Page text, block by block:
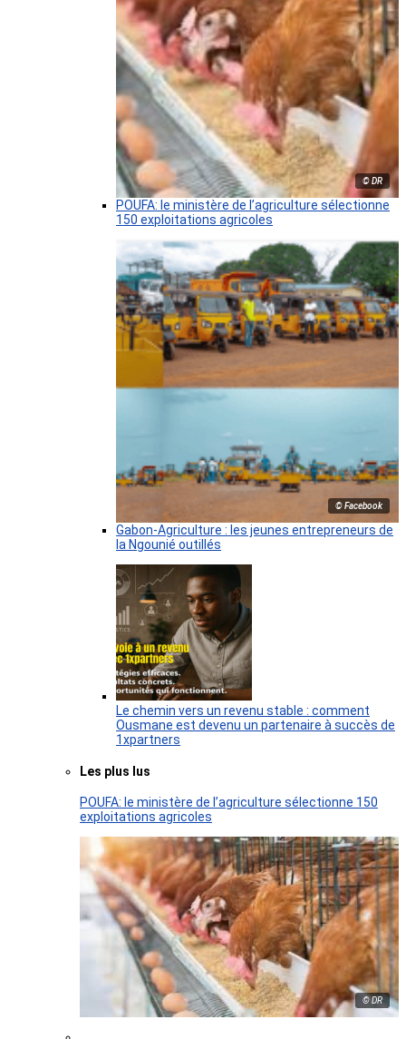
© DR
POUFA: le ministère de l’agriculture sélectionne
150 exploitations agricoles
© Facebook
Gabon-Agriculture : les jeunes entrepreneurs de
la Ngounié outillés
Le chemin vers un revenu stable : comment
Ousmane est devenu un partenaire à succès de
1xpartners
Les plus lus
POUFA: le ministère de l’agriculture sélectionne 150
exploitations agricoles
© DR